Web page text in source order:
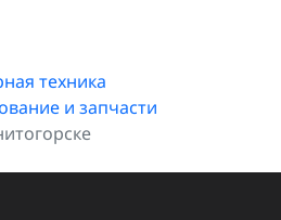
техника
и запчасти